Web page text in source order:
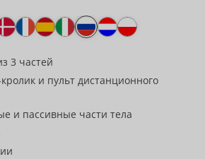
3 частей
и пульт дистанционного
и пассивные части тела